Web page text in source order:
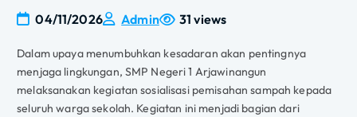
04/11/2026 Admin 31 views
Dalam upaya menumbuhkan kesadaran akan pentingnya
menjaga lingkungan, SMP Negeri 1 Arjawinangun
melaksanakan kegiatan sosialisasi pemisahan sampah kepada
seluruh warga sekolah. Kegiatan ini menjadi bagian dari